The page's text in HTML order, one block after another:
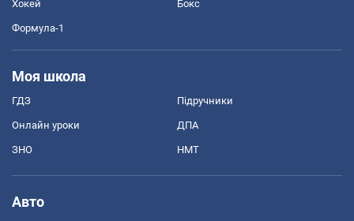
Хокей Бокс
Формула-1
Моя школа
ГДЗ Підручники
Онлайн уроки ДПА
ЗНО НМТ
Авто